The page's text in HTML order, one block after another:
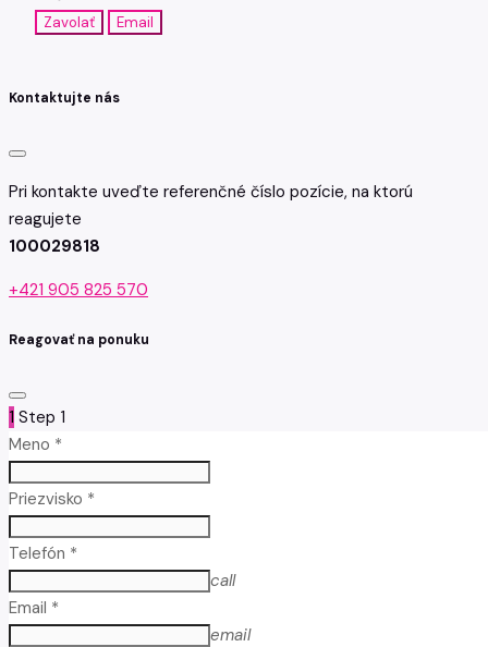
Zavolať Email
Kontaktujte nás
Pri kontakte uveďte referenčné číslo pozície, na ktorú
reagujete
100029818
+421 905 825 570
Reagovať na ponuku
1 Step 1
Meno *
Priezvisko *
Telefón *
call
Email *
email